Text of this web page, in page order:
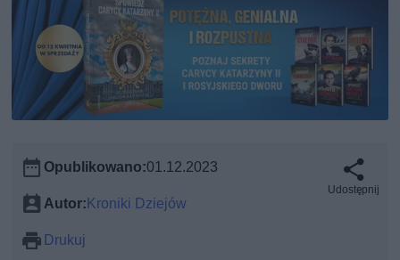
Opublikowano:01.12.2023
Autor:Kroniki Dziejów
Drukuj
Udostępnij